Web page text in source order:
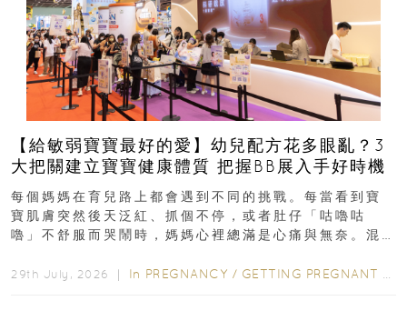
【給敏弱寶寶最好的愛】幼兒配方花多眼亂？3
大把關建立寶寶健康體質 把握BB展入手好時機
每個媽媽在育兒路上都會遇到不同的挑戰。每當看到寶
寶肌膚突然後天泛紅、抓個不停，或者肚仔「咕嚕咕
嚕」不舒服而哭鬧時，媽媽心裡總滿是心痛與無奈。混
29th July, 2026 ｜ In PREGNANCY / GETTING PREGNANT